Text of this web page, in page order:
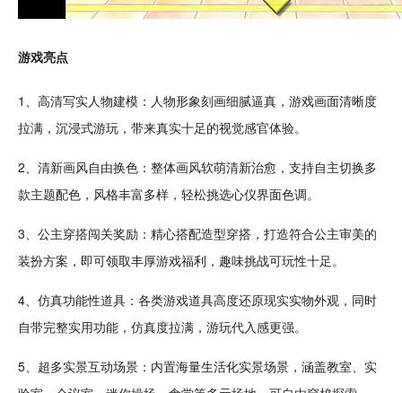
游戏亮点
1、高清写实人物建模 ：人物形象刻画细腻逼真，游戏画面清晰度
拉满， 沉浸式游玩，带来真实十足的视觉感官体验。
2、 清新画风自由换色：整体画风软萌清新治愈 ，支持自主切换多
款主题配色 ，风格丰富多样， 轻松挑选心仪界面色调。
3、公主穿搭闯关奖励 ：精心搭配造型穿搭，打造符合公主审美的
装扮方案，即可领取丰厚游戏福利 ， 趣味挑战可玩性十足。
4、仿真功能性道具：各类游戏道具高度还原现实实物外观，同时
自带完整实用功能，仿真度拉满，游玩代入感更强。
5、超多实景互动场景：内置海量生活化实景场景，涵盖教室、 实